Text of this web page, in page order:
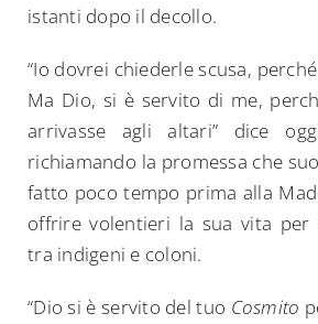
istanti dopo il decollo.
“Io dovrei chiederle scusa,
Ma Dio, si è servito di me,
arrivasse agli altari” dice
richiamando la promessa che
fatto poco tempo prima alla
offrire volentieri la sua vita per
tra indigeni e coloni.
“Dio si è servito del tuo Cosmito